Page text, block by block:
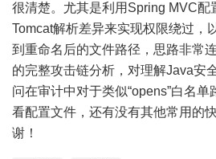
很清楚。尤其是利用Spring MVC配
Tomcat解析差异来实现权限绕过，
到重命名后的文件路径，思路非常
的完整攻击链分析，对理解Java安
问在审计中对于类似“opens”白名
看配置文件，还有没有其他常用的
谢！